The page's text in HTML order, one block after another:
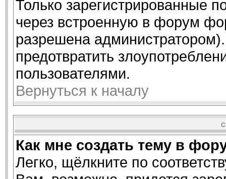
Только зарегистрированные
через встроенную в форум
разрешена
предотвратить
пользователями.
Вернуться к началу
Как мне создать тему в
Легко, щёлкните по